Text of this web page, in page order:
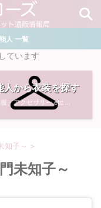
育
紗絵
の宝物
人 一覧
ています
人から衣装を探す
・アクセサリー etc ...
知子～ >
未知子～